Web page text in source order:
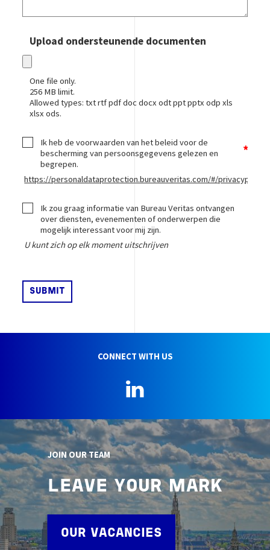
Upload ondersteunende documenten
One file only.
256 MB limit.
Allowed types: txt rtf pdf doc docx odt ppt pptx odp xls
xlsx ods.
Ik heb de voorwaarden van het beleid voor de
bescherming van persoonsgegevens gelezen en
begrepen.
https://personaldataprotection.bureauveritas.com/#/privacypolicy
Ik zou graag informatie van Bureau Veritas ontvangen
over diensten, evenementen of onderwerpen die
mogelijk interessant voor mij zijn.
U kunt zich op elk moment uitschrijven
CONNECT WITH US
JOIN OUR TEAM
LEAVE YOUR MARK
OUR VACANCIES